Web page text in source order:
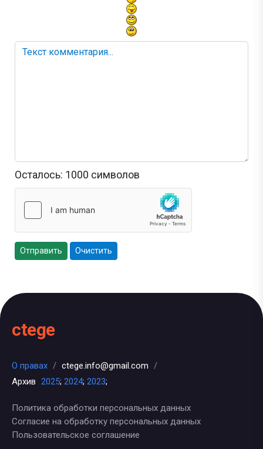
Осталось: 1000 символов
Отправить Очистить
ctege
О правах / ctege.info@gmail.com /
Архив 2025; 2024; 2023;
Политика обработки персональных данных
Согласие на обработку персональных данных
Пользовательское соглашение